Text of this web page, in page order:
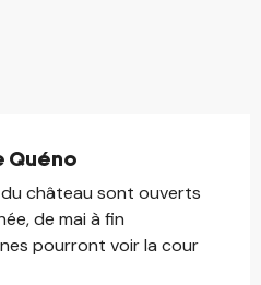
Quéno
château sont ouverts
de mai à fin
pourront voir la cour